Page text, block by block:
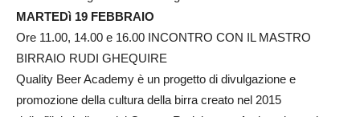
MARTEDì 19 FEBBRAIO
Ore 11.00, 14.00 e 16.00 INCONTRO CON IL MASTRO
BIRRAIO RUDI GHEQUIRE
Quality Beer Academy è un progetto di divulgazione e
promozione della cultura della birra creato nel 2015